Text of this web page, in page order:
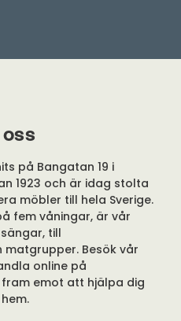
på Bangatan 19 i
1923 och är idag stolta
möbler till hela Sverige.
fem våningar, är vår
till
Besök vår
online på
fram emot att hjälpa dig